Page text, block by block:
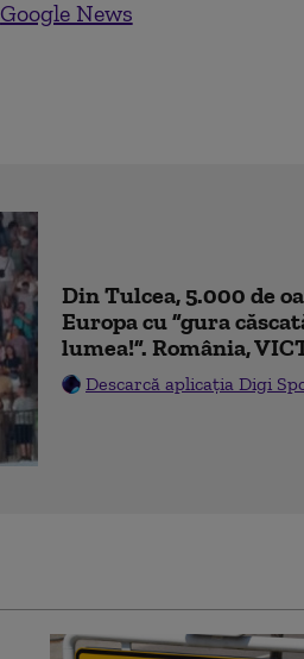
Google News
Din Tulcea, 5.000 de
Europa cu ”gura
lumea!”. România,
Descarcă aplicația Digi